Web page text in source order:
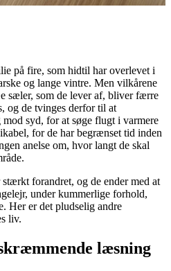
på fire, som hidtil har overlevet i
og lange vintre. Men vilkårene
sæler, som de lever af, bliver færre
og de tvinges derfor til at
syd, for at søge flugt i varmere
for de har begrænset tid inden
anelse om, hvor langt de skal
forandret, og de ender med at
under kummerlige forhold,
Her er det pludselig andre
liv.
læsning